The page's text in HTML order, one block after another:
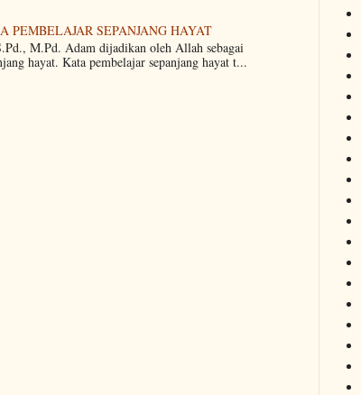
PEMBELAJAR SEPANJANG HAYAT
M.Pd. Adam dijadikan oleh Allah sebagai
hayat. Kata pembelajar sepanjang hayat t...